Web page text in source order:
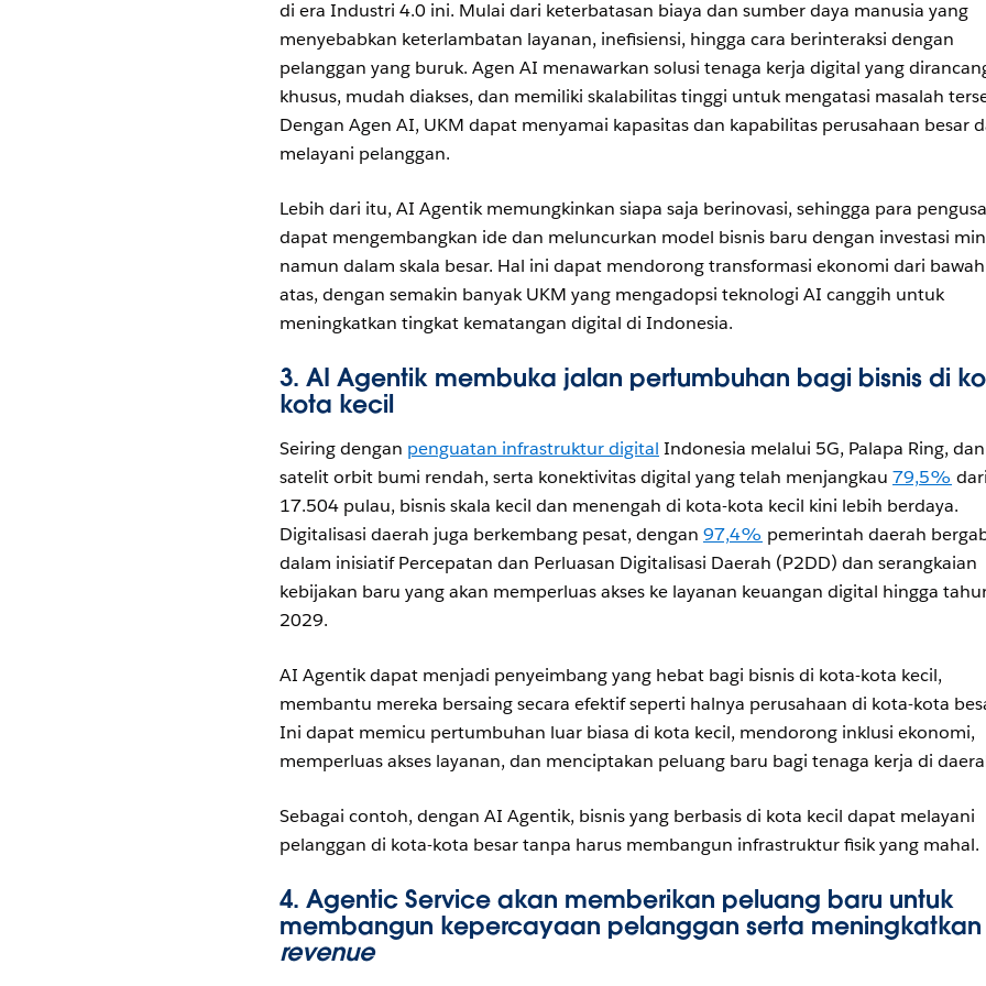
di era Industri 4.0 ini. Mulai dari keterbatasan biaya dan sumber daya manusia yang
menyebabkan keterlambatan layanan, inefisiensi, hingga cara berinteraksi dengan
pelanggan yang buruk. Agen AI menawarkan solusi tenaga kerja digital yang
khusus, mudah diakses, dan memiliki skalabilitas tinggi untuk mengatasi masalah
Dengan Agen AI, UKM dapat menyamai kapasitas dan kapabilitas perusahaan besar
melayani pelanggan.
Lebih dari itu, AI Agentik memungkinkan siapa saja berinovasi, sehingga para
dapat mengembangkan ide dan meluncurkan model bisnis baru dengan investasi
namun dalam skala besar. Hal ini dapat mendorong transformasi ekonomi dari
atas, dengan semakin banyak UKM yang mengadopsi teknologi AI canggih untuk
meningkatkan tingkat kematangan digital di Indonesia.
3. AI Agentik membuka jalan pertumbuhan bagi bisnis di
kota kecil
Seiring dengan penguatan infrastruktur digital Indonesia melalui 5G, Palapa Ring, dan
satelit orbit bumi rendah, serta konektivitas digital yang telah menjangkau 79,5% dari
17.504 pulau, bisnis skala kecil dan menengah di kota-kota kecil kini lebih berdaya.
Digitalisasi daerah juga berkembang pesat, dengan 97,4% pemerintah daerah
dalam inisiatif Percepatan dan Perluasan Digitalisasi Daerah (P2DD) dan serangkaian
kebijakan baru yang akan memperluas akses ke layanan keuangan digital hingga
2029.
AI Agentik dapat menjadi penyeimbang yang hebat bagi bisnis di kota-kota kecil,
membantu mereka bersaing secara efektif seperti halnya perusahaan di kota-kota
Ini dapat memicu pertumbuhan luar biasa di kota kecil, mendorong inklusi ekonomi,
memperluas akses layanan, dan menciptakan peluang baru bagi tenaga kerja di
Sebagai contoh, dengan AI Agentik, bisnis yang berbasis di kota kecil dapat melayani
pelanggan di kota-kota besar tanpa harus membangun infrastruktur fisik yang mahal.
4. Agentic Service akan memberikan peluang baru untuk
membangun kepercayaan pelanggan serta meningkatkan
revenue